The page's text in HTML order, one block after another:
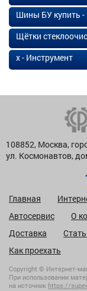
Шины БУ купить -
Щётки
х - Инструмент
108852, Москва,
ул. Космонавтов,
Главная
Автосервис
О
Доставка
Как проехать
Copyright © Интернет-
При использовании
на источник https://